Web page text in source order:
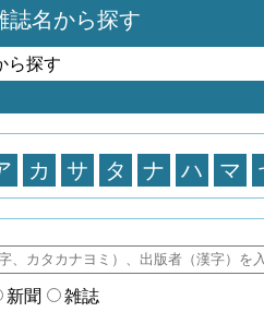
誌名から探す
ら探す
カ サ タ ナ ハ マ
新聞 雑誌